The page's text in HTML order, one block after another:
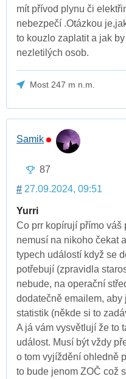
mít přívod plynu či
nebezpečí .Otázkou
to kouzlo zaplatit a jak
nezletilých osob.
Most 247 m n.m.
Samik
87
# 27.09.2024, 09:51
Yurri
Co prr kopírují přímo
nemusí na nikoho čekat
typech událostí když se
potřebují (zpravidla
nebude, na operační
dodatečně emailem,
statistik (někde si to
A já vám vysvětlují že to
událost. Musí být vždy
o tom vyjíždění ohledně
to bude jenom ZOČ což